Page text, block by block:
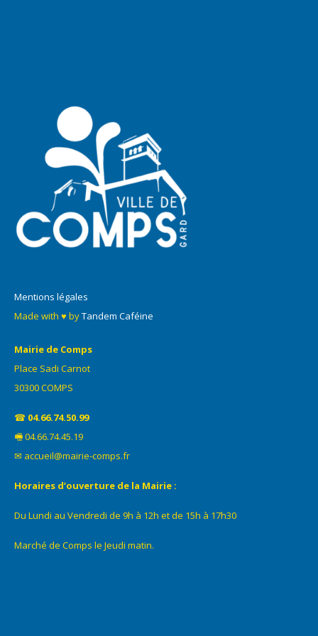
Mentions légales
Made with ♥ byTandem Caféine
Mairie de Comps
Place Sadi Carnot
30300 COMPS
☎ 04.66.74.50.99
🖷 04.66.74.45.19
✉ accueil@mairie-comps.fr
Horaires d’ouverture de la Mairie :
Du Lundi au Vendredi de 9h à 12h et de 15h à 17h30
Marché de Comps le Jeudi matin.